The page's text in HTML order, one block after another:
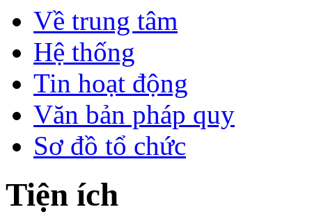
Về trung tâm
Hệ thống
Tin hoạt động
Văn bản pháp quy
Sơ đồ tổ chức
Tiện ích